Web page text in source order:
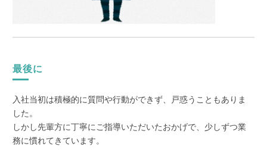
最後に
入社当初は積極的に質問や行動ができず、戸惑うこともありま
した。
しかし先輩方に丁寧にご指導いただいたおかげで、少しずつ業
務に慣れてきています。